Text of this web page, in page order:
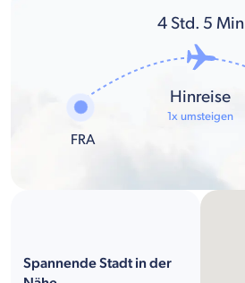
4Std. 5 Min
FRA
Hinreise
1x umsteigen
Spannende Stadt in der